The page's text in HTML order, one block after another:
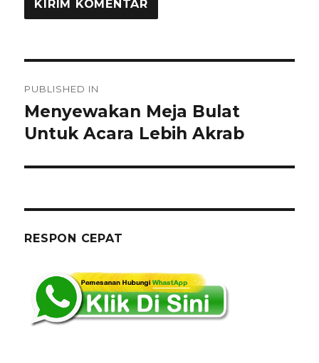
pos
PUBLISHED IN
Menyewakan Meja Bulat
Untuk Acara Lebih Akrab
RESPON CEPAT